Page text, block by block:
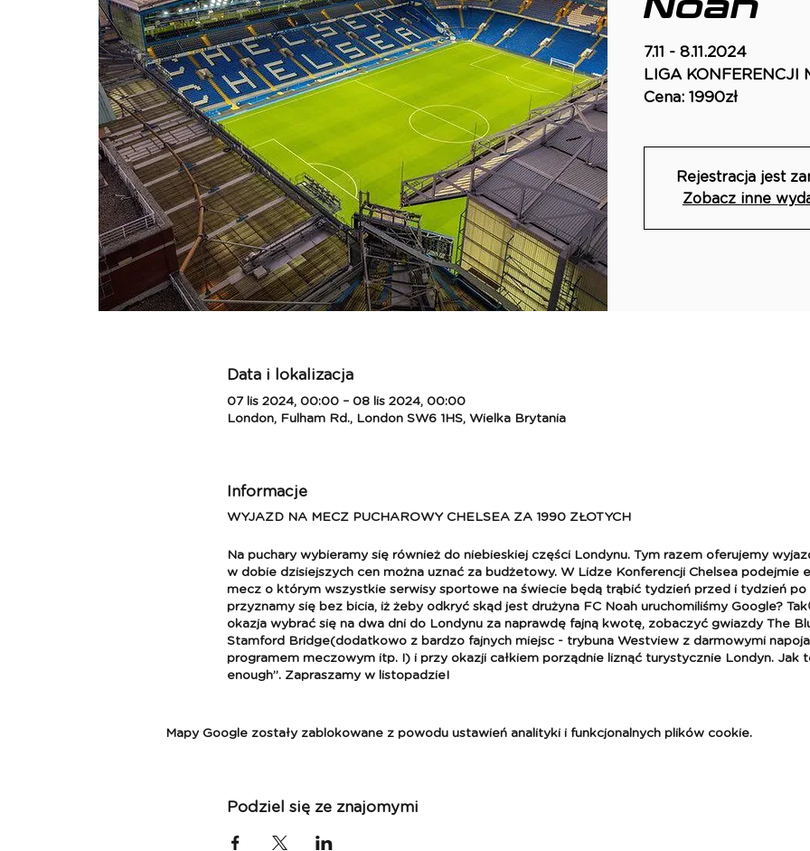
7.11 - 8.11.2024
LIGA KONFERENCJI
Rejestracja jest
Zobacz inne
Data i lokalizacja
07 lis 2024, 00:00 – 08 lis 2024, 00:00
London, Fulham Rd., London SW6 1HS, Wielka Brytania
Informacje
WYJAZD NA MECZ PUCHAROWY CHELSEA ZA 1990 ZŁOTYCH
Na puchary wybieramy się również do niebieskiej części Londynu. Tym razem oferujemy
w dobie dzisiejszych cen można uznać za budżetowy. W Lidze Konferencji Chelsea podejmie
mecz o którym wszystkie serwisy sportowe na świecie będą trąbić tydzień przed i tydzień po
przyznamy się bez bicia, iż żeby odkryć skąd jest drużyna FC Noah uruchomiliśmy Google?
okazja wybrać się na dwa dni do Londynu za naprawdę fajną kwotę, zobaczyć gwiazdy The
Stamford Bridge(dodatkowo z bardzo fajnych miejsc - trybuna Westview z darmowymi
programem meczowym itp. !) i przy okazji całkiem porządnie liznąć turystycznie Londyn. Jak
enough”. Zapraszamy w listopadzie!
Mapy Google zostały zablokowane z powodu ustawień analityki i funkcjonalnych plików cookie.
Podziel się ze znajomymi